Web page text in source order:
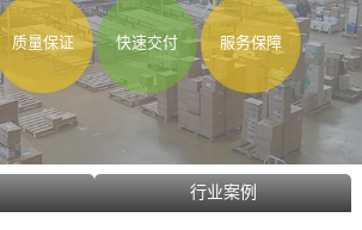
质量保证 快速交付 服务保障
行业案例